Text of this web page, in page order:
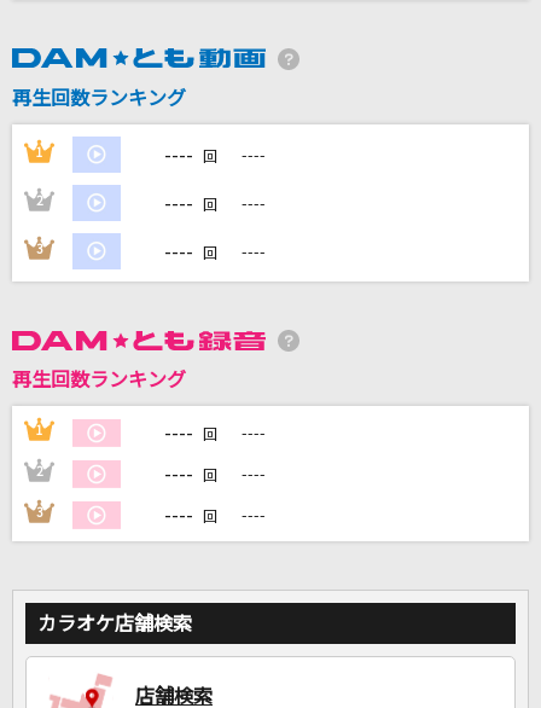
Superfly
カラオケ最新情報をチェック！
再生回数ランキング
1 ---- 回 ----
2 ---- 回 ----
3 ---- 回 ----
再生回数ランキング
1 ---- 回 ----
2 ---- 回 ----
3 ---- 回 ----
カラオケ店舗検索
店舗検索